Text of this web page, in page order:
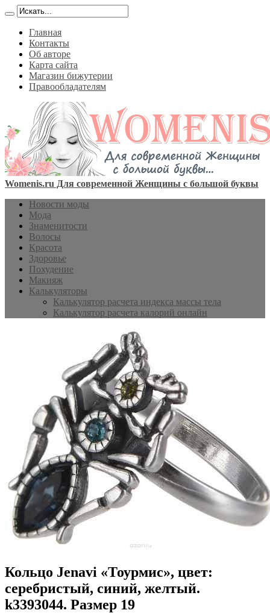
Главная
Контакты
Об авторе
Карта сайта
Магазин бижутерии
Правообладателям
Womenis.ru Для современной Женщины с большой буквы
Новости моды
Мода
Знаменитости
Волосы
Красота
Здоровье
Похудение
Макияж
Калькуляторы
Калькулятор расчета индекса массы тела
Калькулятор расчета калорий онлайн
Кольцо Jenavi «Тоурмис», цвет:
серебристый, синий, желтый.
k3393044. Размер 19